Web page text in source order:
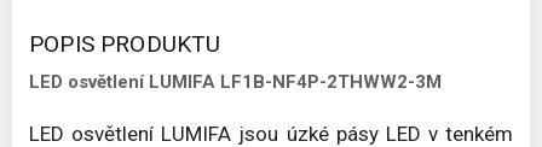
POPIS PRODUKTU
LED osvětlení LUMIFA LF1B-NF4P-2THWW2-3M
LED osvětlení LUMIFA jsou úzké pásy LED v tenkém